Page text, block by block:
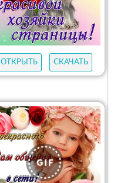
ОТКРЫТЬ СКАЧАТЬ